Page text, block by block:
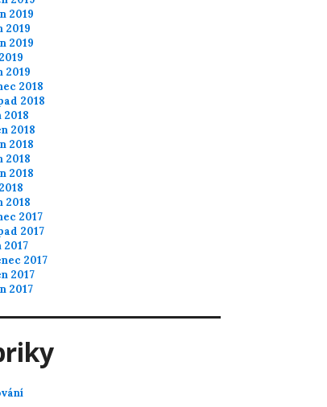
2019
2019
2019
2019
2018
2018
2018
2018
2018
2018
2018
2018
2017
2017
2017
2017
2017
2017